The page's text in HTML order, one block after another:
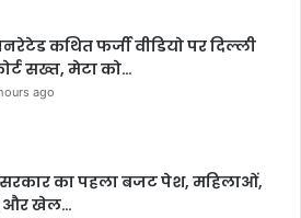
कथित फर्जी वीडियो पर दिल्ली
सख्त, मेटा को…
ago
सरकार का पहला बजट पेश, महिलाओं,
और खेल…